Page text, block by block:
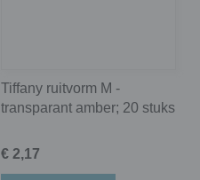
Tiffany ruitvorm M -
transparant amber; 20 stuks
€ 2,17